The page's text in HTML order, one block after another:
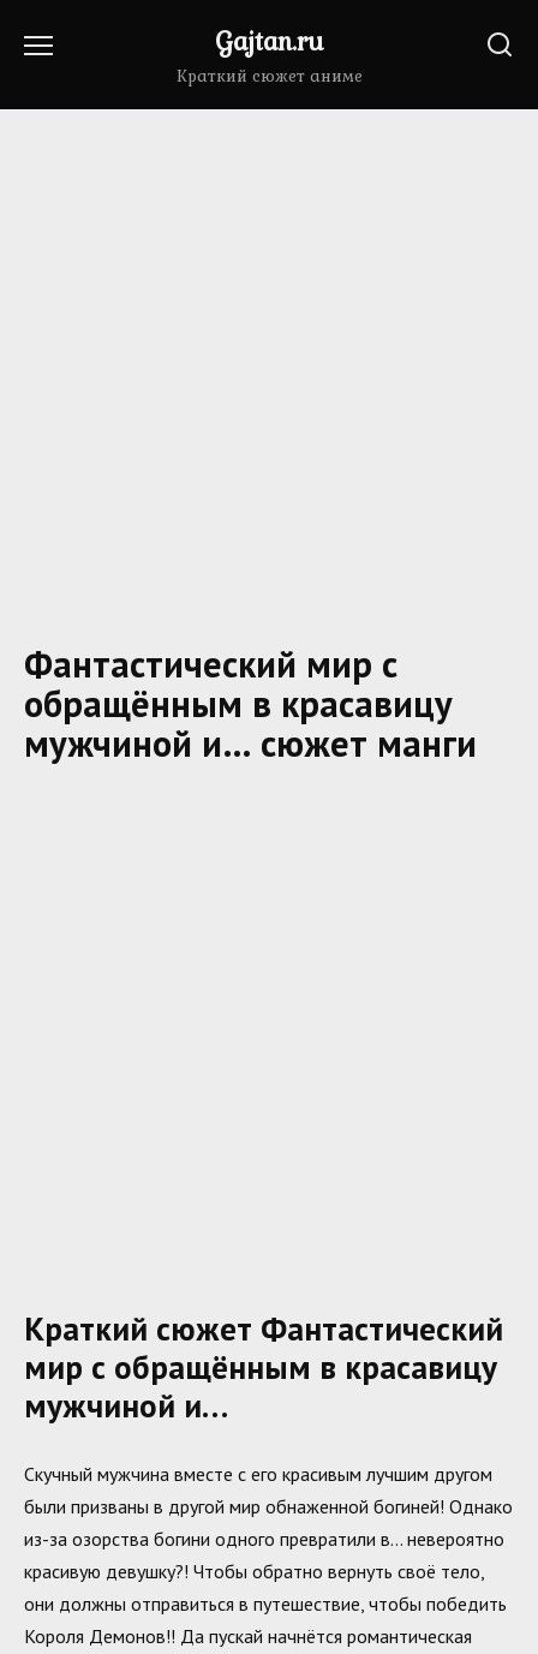
Gajtan.ru
Краткий сюжет аниме
Фантастический мир с
обращённым в красавицу
мужчиной и… сюжет манги
Краткий сюжет Фантастический
мир с обращённым в красавицу
мужчиной и…
Скучный мужчина вместе с его красивым лучшим другом
были призваны в другой мир обнаженной богиней! Однако
из-за озорства богини одного превратили в… невероятно
красивую девушку?! Чтобы обратно вернуть своё тело,
они должны отправиться в путешествие, чтобы победить
Короля Демонов!! Да пускай начнётся романтическая